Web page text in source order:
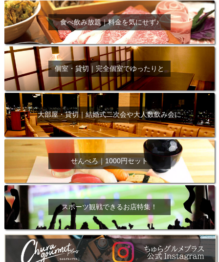
食べ飲み放題｜料金を気にせず♪
個室・貸切｜完全個室でゆったりと
大部屋・貸切｜結婚式二次会や大人数飲み会に
せんべろ｜1000円セット
スポーツ観戦できるお店特集！